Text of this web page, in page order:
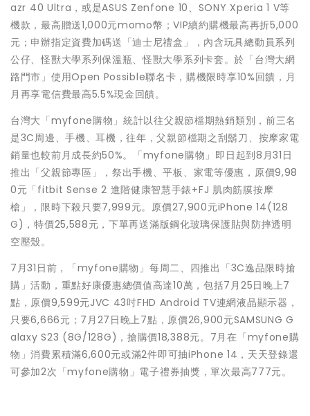
azr 40 Ultra，或是ASUS Zenfone 10、SONY Xperia 1 V等
機款，最高贈送1,000元momo幣；VIP續約購機最高再折5,000
元；申辦指定資費加碼送「迪士尼禮盒」，內含玩具總動員系列
公仔、怪獸大學系列保溫瓶、怪獸大學系列卡套。於「台灣大網
路門市」使用Open Possible聯名卡，購機限時享10%回饋，月
月再享電信費最高5.5%現金回饋。
台灣大「myfone購物」統計以往父親節檔期熱銷類別，前三名
是3C周邊、手機、耳機，往年，父親節檔期之刮鬍刀、按摩家電
銷量也較前月成長約50%。「myfone購物」即日起到8月31日
推出「父親節專區」，祭出手機、平板、家電等優惠，原價9,98
0元「fitbit Sense 2 進階健康智慧手錶+FJ 肌肉筋膜按摩
槍」，限時下殺只要7,999元。原價27,900元iPhone 14(128
G)，特價25,588元，下單再送滿版鋼化玻璃保護貼與防摔透明
空壓殼。
7月31日前，「myfone購物」每周二、四推出「3C逸品限時搶
購」活動，重點好康優惠總價值高達10萬，包括7月25日晚上7
點，原價9,599元JVC 43吋FHD Android TV連網液晶顯示器，
只要6,666元；7月27日晚上7點，原價26,900元SAMSUNG G
alaxy S23 (8G/128G)，搶購價18,388元。7月在「myfone購
物」消費累積滿6,600元或滿2件即可抽iPhone 14，天天登錄還
可參加2次「myfone購物」電子禮券抽獎，單次最高777元。